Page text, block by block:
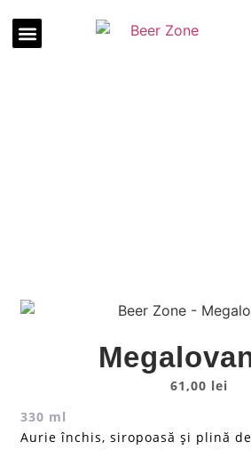
61,00 lei
330 ml
Aurie închis, siropoasă și plină